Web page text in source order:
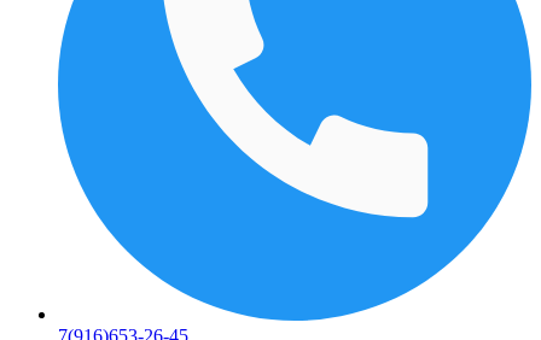
7(916)653-26-45